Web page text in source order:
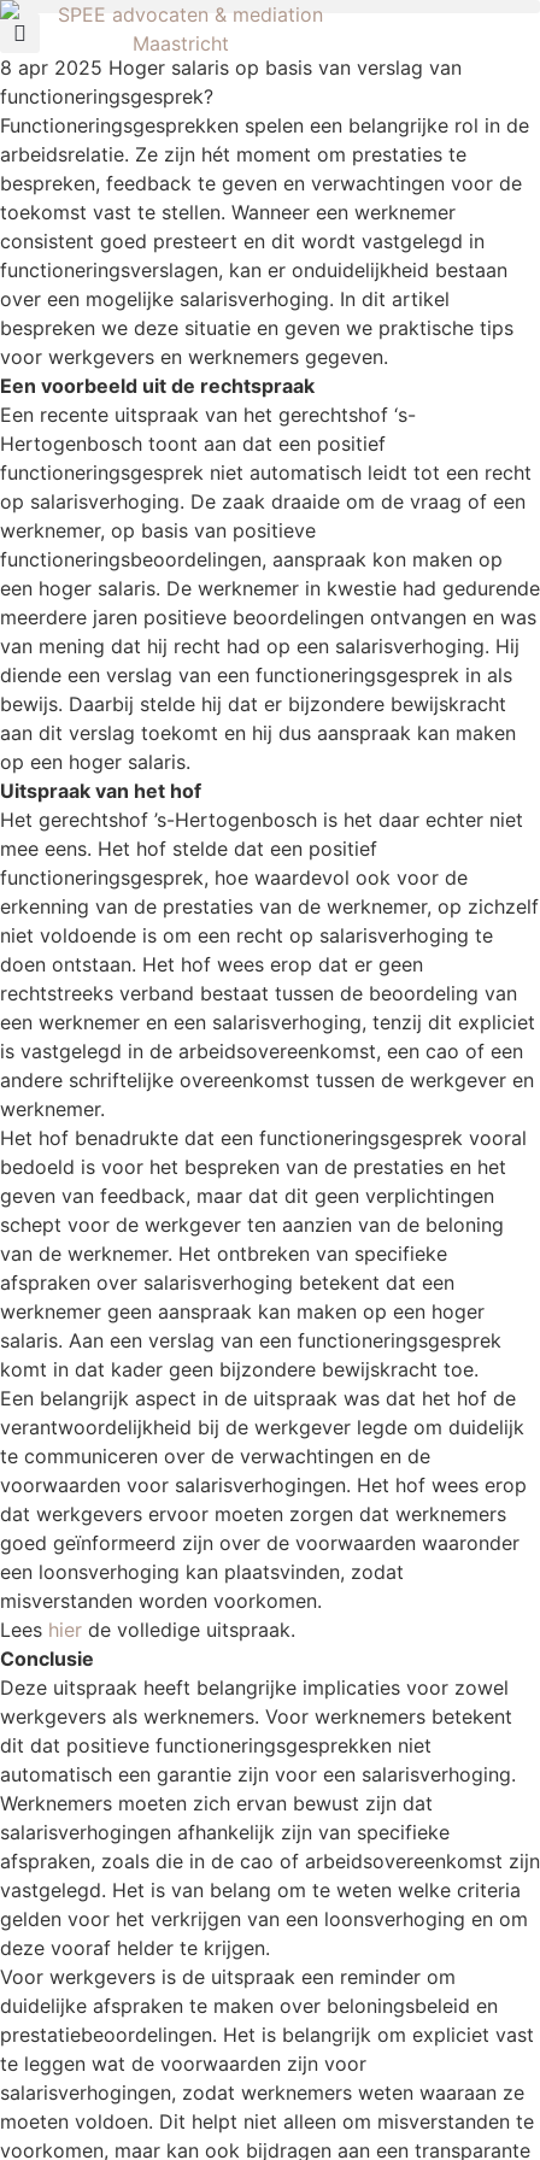
8 apr 2025 Hoger salaris op basis van verslag van
functioneringsgesprek?
Functioneringsgesprekken spelen een belangrijke rol in de
arbeidsrelatie. Ze zijn hét moment om prestaties te
bespreken, feedback te geven en verwachtingen voor de
toekomst vast te stellen. Wanneer een werknemer
consistent goed presteert en dit wordt vastgelegd in
functioneringsverslagen, kan er onduidelijkheid bestaan
over een mogelijke salarisverhoging. In dit artikel
bespreken we deze situatie en geven we praktische tips
voor werkgevers en werknemers gegeven.
Een voorbeeld uit de rechtspraak
Een recente uitspraak van het gerechtshof ‘s-
Hertogenbosch toont aan dat een positief
functioneringsgesprek niet automatisch leidt tot een recht
op salarisverhoging. De zaak draaide om de vraag of een
werknemer, op basis van positieve
functioneringsbeoordelingen, aanspraak kon maken op
een hoger salaris. De werknemer in kwestie had gedurende
meerdere jaren positieve beoordelingen ontvangen en was
van mening dat hij recht had op een salarisverhoging. Hij
diende een verslag van een functioneringsgesprek in als
bewijs. Daarbij stelde hij dat er bijzondere bewijskracht
aan dit verslag toekomt en hij dus aanspraak kan maken
op een hoger salaris.
Uitspraak van het hof
Het gerechtshof ’s-Hertogenbosch is het daar echter niet
mee eens. Het hof stelde dat een positief
functioneringsgesprek, hoe waardevol ook voor de
erkenning van de prestaties van de werknemer, op zichzelf
niet voldoende is om een recht op salarisverhoging te
doen ontstaan. Het hof wees erop dat er geen
rechtstreeks verband bestaat tussen de beoordeling van
een werknemer en een salarisverhoging, tenzij dit expliciet
is vastgelegd in de arbeidsovereenkomst, een cao of een
andere schriftelijke overeenkomst tussen de werkgever en
werknemer.
Het hof benadrukte dat een functioneringsgesprek vooral
bedoeld is voor het bespreken van de prestaties en het
geven van feedback, maar dat dit geen verplichtingen
schept voor de werkgever ten aanzien van de beloning
van de werknemer. Het ontbreken van specifieke
afspraken over salarisverhoging betekent dat een
werknemer geen aanspraak kan maken op een hoger
salaris. Aan een verslag van een functioneringsgesprek
komt in dat kader geen bijzondere bewijskracht toe.
Een belangrijk aspect in de uitspraak was dat het hof de
verantwoordelijkheid bij de werkgever legde om duidelijk
te communiceren over de verwachtingen en de
voorwaarden voor salarisverhogingen. Het hof wees erop
dat werkgevers ervoor moeten zorgen dat werknemers
goed geïnformeerd zijn over de voorwaarden waaronder
een loonsverhoging kan plaatsvinden, zodat
misverstanden worden voorkomen.
Lees hier de volledige uitspraak.
Conclusie
Deze uitspraak heeft belangrijke implicaties voor zowel
werkgevers als werknemers. Voor werknemers betekent
dit dat positieve functioneringsgesprekken niet
automatisch een garantie zijn voor een salarisverhoging.
Werknemers moeten zich ervan bewust zijn dat
salarisverhogingen afhankelijk zijn van specifieke
afspraken, zoals die in de cao of arbeidsovereenkomst zijn
vastgelegd. Het is van belang om te weten welke criteria
gelden voor het verkrijgen van een loonsverhoging en om
deze vooraf helder te krijgen.
Voor werkgevers is de uitspraak een reminder om
duidelijke afspraken te maken over beloningsbeleid en
prestatiebeoordelingen. Het is belangrijk om expliciet vast
te leggen wat de voorwaarden zijn voor
salarisverhogingen, zodat werknemers weten waaraan ze
moeten voldoen. Dit helpt niet alleen om misverstanden te
voorkomen, maar kan ook bijdragen aan een transparante